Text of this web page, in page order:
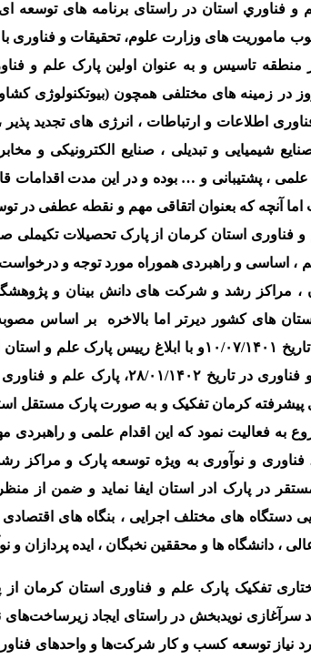
پارک علم و فناوري استان در راستای برنامه های
ماموریت های وزارت علوم، تحقیقات و
منطقه تاسیس و به عنوان اولين پارک علم و
در زمینه های مختلفی همچون (بیوتکنولوژی
اطلاعات و ارتباطات ، انرژی های تجدید
شیمیایی و تبدیلی ، صنایع الکترونیکی و
، پشتیبانی و … بوده و در این مدت اقدامات
آنچه که بعنوان اتقاقی مهم و نقطه عطفی در
و فناوری استان کرمان از پارک تحصیلات
، اساسی و راهبردی هموراه مورد توجه و
، مراکز رشد و شرکت های دانش بینان و
های کشور دیرتر اما بالاخره بر اساس
عتف، در جلسه ۹۵۷ به تاریخ ۱۰/۰۷/۱۴۰۱و با ابلاغ
محترم علوم، تحقیقات و فناوری در
پیشرفته کرمان تفکیک و به صورت پارک مستقل
به فعالیت نمود که این اقدام علمی و راهبردی
فناوری و نوآوری به ویژه توسعه پارک و
در پارک ادر استان ایفا نماید و ضمن از منظر
دستگاه های مختلف اجرایی ، بنگاه های
، دانشگاه ها و محققین نخبگان ، ایده پردازان و
تفکیک پارک علم و فناوری استان کرمان
سرآغازی نویدبخش در راستای ایجاد زیرساخت‌های
نیاز توسعه کسب و کار شرکت‌ها و واحدهای